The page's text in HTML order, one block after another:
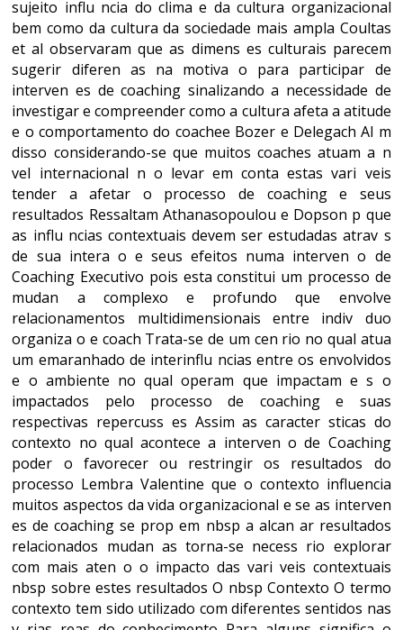
sujeito influ ncia do clima e da cultura organizacional
bem como da cultura da sociedade mais ampla Coultas
et al observaram que as dimens es culturais parecem
sugerir diferen as na motiva o para participar de
interven es de coaching sinalizando a necessidade de
investigar e compreender como a cultura afeta a atitude
e o comportamento do coachee Bozer e Delegach Al m
disso considerando-se que muitos coaches atuam a n
vel internacional n o levar em conta estas vari veis
tender a afetar o processo de coaching e seus
resultados Ressaltam Athanasopoulou e Dopson p que
as influ ncias contextuais devem ser estudadas atrav s
de sua intera o e seus efeitos numa interven o de
Coaching Executivo pois esta constitui um processo de
mudan a complexo e profundo que envolve
relacionamentos multidimensionais entre indiv duo
organiza o e coach Trata-se de um cen rio no qual atua
um emaranhado de interinflu ncias entre os envolvidos
e o ambiente no qual operam que impactam e s o
impactados pelo processo de coaching e suas
respectivas repercuss es Assim as caracter sticas do
contexto no qual acontece a interven o de Coaching
poder o favorecer ou restringir os resultados do
processo Lembra Valentine que o contexto influencia
muitos aspectos da vida organizacional e se as interven
es de coaching se prop em nbsp a alcan ar resultados
relacionados mudan as torna-se necess rio explorar
com mais aten o o impacto das vari veis contextuais
nbsp sobre estes resultados O nbsp Contexto O termo
contexto tem sido utilizado com diferentes sentidos nas